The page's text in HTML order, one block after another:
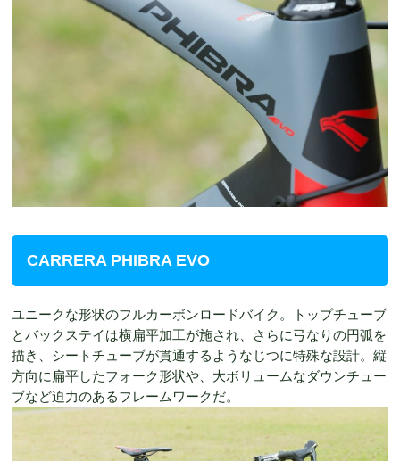
CARRERA PHIBRA EVO
ユニークな形状のフルカーボンロードバイク。トップチューブ
とバックステイは横扁平加工が施され、さらに弓なりの円弧を
描き、シートチューブが貫通するようなじつに特殊な設計。縦
方向に扁平したフォーク形状や、大ボリュームなダウンチュー
ブなど迫力のあるフレームワークだ。